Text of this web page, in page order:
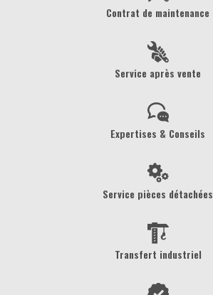
Contrat de maintenance
Service après vente
Expertises & Conseils
Service pièces détachées
Transfert industriel